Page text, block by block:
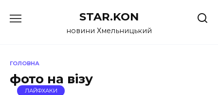
до
STAR.KON
новини Хмельницький
ГОЛОВНА
фото на візу
ЛАЙФХАКИ